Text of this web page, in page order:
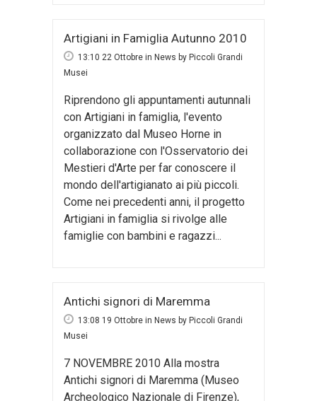
Artigiani in Famiglia Autunno 2010
13:10 22 Ottobre in News by Piccoli Grandi
Musei
Riprendono gli appuntamenti autunnali
con Artigiani in famiglia, l'evento
organizzato dal Museo Horne in
collaborazione con l'Osservatorio dei
Mestieri d'Arte per far conoscere il
mondo dell'artigianato ai più piccoli.
Come nei precedenti anni, il progetto
Artigiani in famiglia si rivolge alle
famiglie con bambini e ragazzi...
Antichi signori di Maremma
13:08 19 Ottobre in News by Piccoli Grandi
Musei
7 NOVEMBRE 2010 Alla mostra
Antichi signori di Maremma (Museo
Archeologico Nazionale di Firenze),